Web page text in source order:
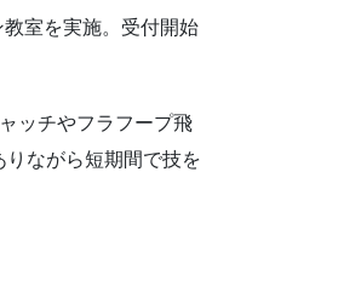
室を実施。受付開始
ッチやフラフープ飛
ながら短期間で技を